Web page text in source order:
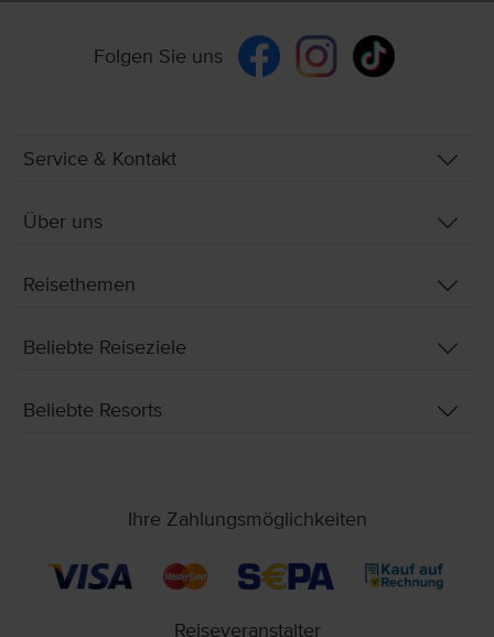
Folgen Sie uns
Service & Kontakt
Über uns
Reisethemen
Beliebte Reiseziele
Beliebte Resorts
Ihre Zahlungsmöglichkeiten
Reiseveranstalter